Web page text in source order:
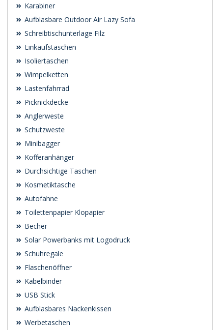
Karabiner
Aufblasbare Outdoor Air Lazy Sofa
Schreibtischunterlage Filz
Einkaufstaschen
Isoliertaschen
Wimpelketten
Lastenfahrrad
Picknickdecke
Anglerweste
Schutzweste
Minibagger
Kofferanhänger
Durchsichtige Taschen
Kosmetiktasche
Autofahne
Toilettenpapier Klopapier
Becher
Solar Powerbanks mit Logodruck
Schuhregale
Flaschenöffner
Kabelbinder
USB Stick
Aufblasbares Nackenkissen
Werbetaschen